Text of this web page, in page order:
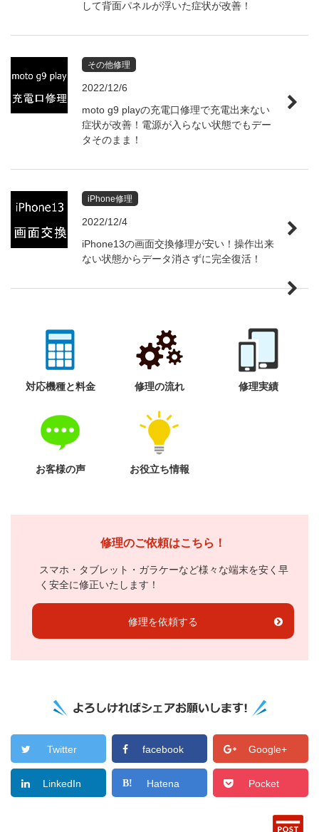
して背面パネルが浮いた症状が改善！
その他修理
2022/12/6
moto g9 playの充電口修理で充電出来ない
症状が改善！電源が入らない状態でもデー
タそのまま！
iPhone修理
2022/12/4
iPhone13の画面交換修理が安い！操作出来
ない状態からデータ消さずに完全復活！
対応機種と料金 修理の流れ 修理実績
お客様の声 お役立ち情報
修理のご依頼はこちら！
スマホ・タブレット・ガラケーなど様々な端末を安く早
く安全に修正いたします！
修理を依頼する
Twitter facebook Google+
LinkedIn Hatena Pocket